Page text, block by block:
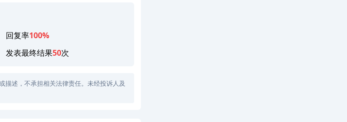
回复率100%
发表最终结果50次
描述，不承担相关法律责任。未经投诉人及